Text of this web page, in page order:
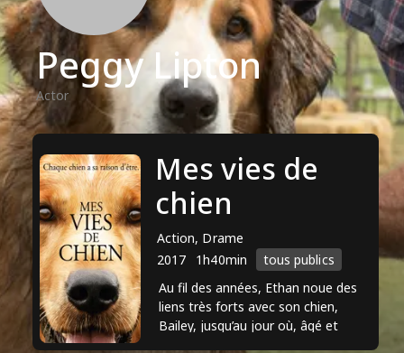
Peggy Lipton
Actor
Mes vies de
chien
Action, Drame
2017
1h40min
tous publics
Au fil des années, Ethan noue des
liens très forts avec son chien,
Bailey, jusqu’au jour où, âgé et